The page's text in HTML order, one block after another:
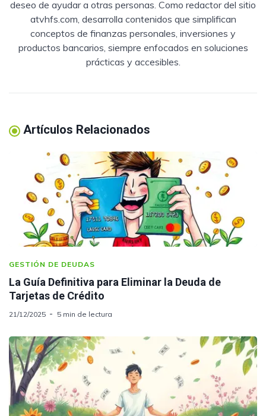
deseo de ayudar a otras personas. Como redactor del sitio
atvhfs.com, desarrolla contenidos que simplifican
conceptos de finanzas personales, inversiones y
productos bancarios, siempre enfocados en soluciones
prácticas y accesibles.
Artículos Relacionados
GESTIÓN DE DEUDAS
La Guía Definitiva para Eliminar la Deuda de
Tarjetas de Crédito
21/12/2025 5 min de lectura